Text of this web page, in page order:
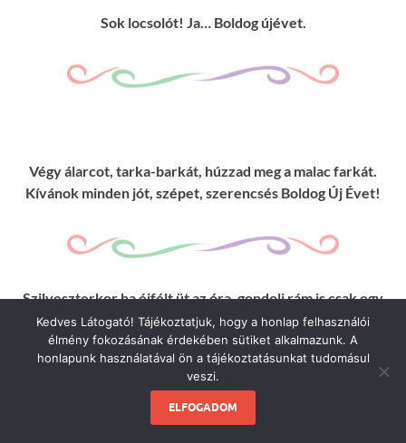
Sok locsolót! Ja… Boldog újévet.
Végy álarcot, tarka-barkát, húzzad meg a malac farkát.
Kívánok minden jót, szépet, szerencsés Boldog Új Évet!
Szilveszterkor ha éjfélt üt az óra, gondolj rám is csak egy
pillanatra. Enyhe szellő szárnyán szeretetet viszek,
boldog új évet kívánok neked!
Kedves Látogató! Tájékoztatjuk, hogy a honlap felhasználói
élmény fokozásának érdekében sütiket alkalmazunk. A
honlapunk használatával ön a tájékoztatásunkat tudomásul
veszi.
ELFOGADOM